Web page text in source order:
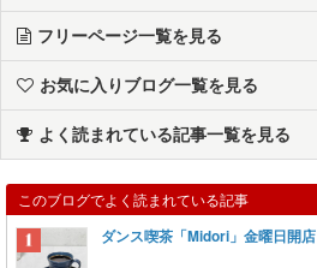
フリーページ一覧を見る
お気に入りブログ一覧を見る
よく読まれている記事一覧を見る
このブログでよく読まれている記事
ダンス喫茶「Midori」金曜日開店